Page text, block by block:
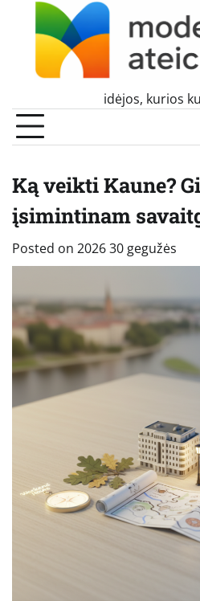
content
idėjos, kurios
Ką veikti Kaune?
įsimintinam
Posted on 2026 30 gegužės